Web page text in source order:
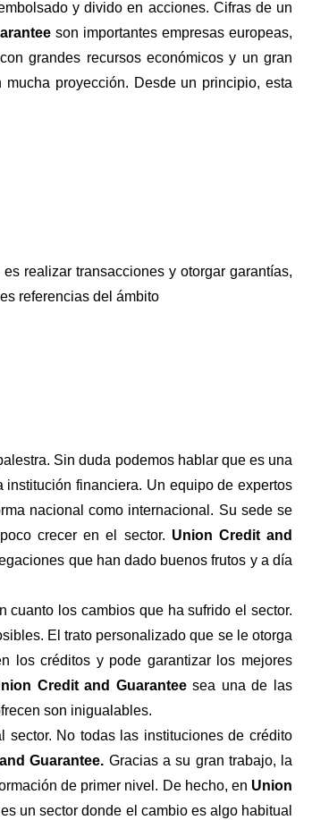
y divido en acciones. Cifras de un
son importantes empresas europeas,
grandes recursos económicos y un gran
proyección. Desde un principio, esta
realizar transacciones y otorgar garantías,
referencias del ámbito
Sin duda podemos hablar que es una
financiera. Un equipo de expertos
nacional como internacional. Su sede se
crecer en el sector. Union Credit and
que han dado buenos frutos y a día
los cambios que ha sufrido el sector.
El trato personalizado que se le otorga
los créditos y pode garantizar los mejores
Credit and Guaranteesea una de las
son inigualables.
No todas las instituciones de crédito
Guarantee. Gracias a su gran trabajo, la
de primer nivel. De hecho, en Union
un sector donde el cambio es algo habitual